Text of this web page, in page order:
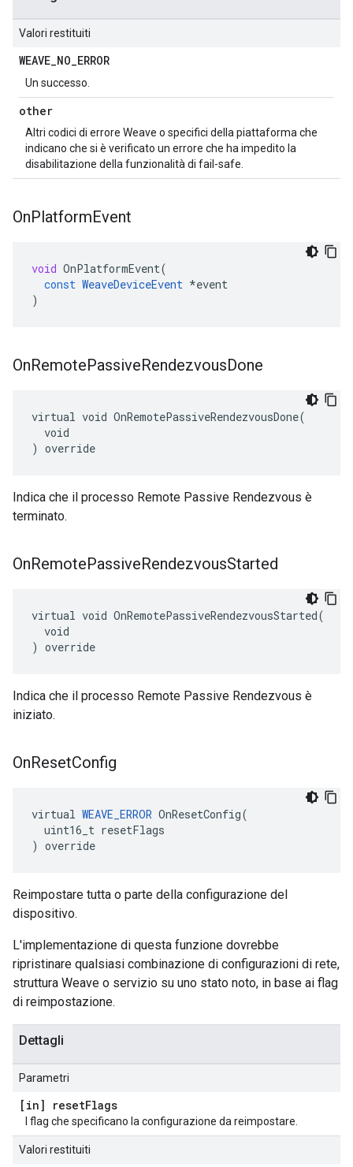
Valori restituiti
WEAVE_NO_ERROR
Un successo.
other
Altri codici di errore Weave o specifici della piattaforma che
indicano che si è verificato un errore che ha impedito la
disabilitazione della funzionalità di fail-safe.
OnPlatformEvent
void OnPlatformEvent(
const WeaveDeviceEvent *event
)
OnRemotePassiveRendezvousDone
virtual void OnRemotePassiveRendezvousDone(
  void
) override
Indica che il processo Remote Passive Rendezvous è
terminato.
OnRemotePassiveRendezvousStarted
virtual void OnRemotePassiveRendezvousStarted(
  void
) override
Indica che il processo Remote Passive Rendezvous è
iniziato.
OnResetConfig
virtual WEAVE_ERROR OnResetConfig(
  uint16_t resetFlags
) override
Reimpostare tutta o parte della configurazione del
dispositivo.
L'implementazione di questa funzione dovrebbe
ripristinare qualsiasi combinazione di configurazioni di rete,
struttura Weave o servizio su uno stato noto, in base ai flag
di reimpostazione.
Dettagli
Parametri
[in] resetFlags
I flag che specificano la configurazione da reimpostare.
Valori restituiti